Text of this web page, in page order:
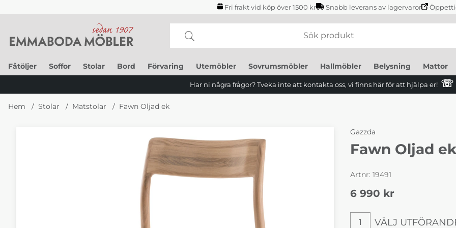
Fri frakt vid köp över 1500 kr Snabb leverans av lagervaror
Fåtöljer Soffor Stolar Bord Förvaring Utemöbler Sovrumsmöbler Hallmöbler Belysning Mattor
Har ni några frågor? Tveka inte att kontakta oss, vi finns här för att hjälpa er! ☏
Hem Stolar Matstolar Fawn Oljad ek
Gazzda
Fawn Oljad ek
Artnr: 19491
6 990 kr
1 VÄLJ